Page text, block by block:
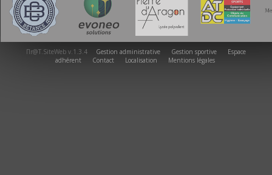
Πr@T.SiteWeb v.1.3.4 Gestion administrative Gestion sportive
Espace
adhérent
Contact Localisation Mentions légales